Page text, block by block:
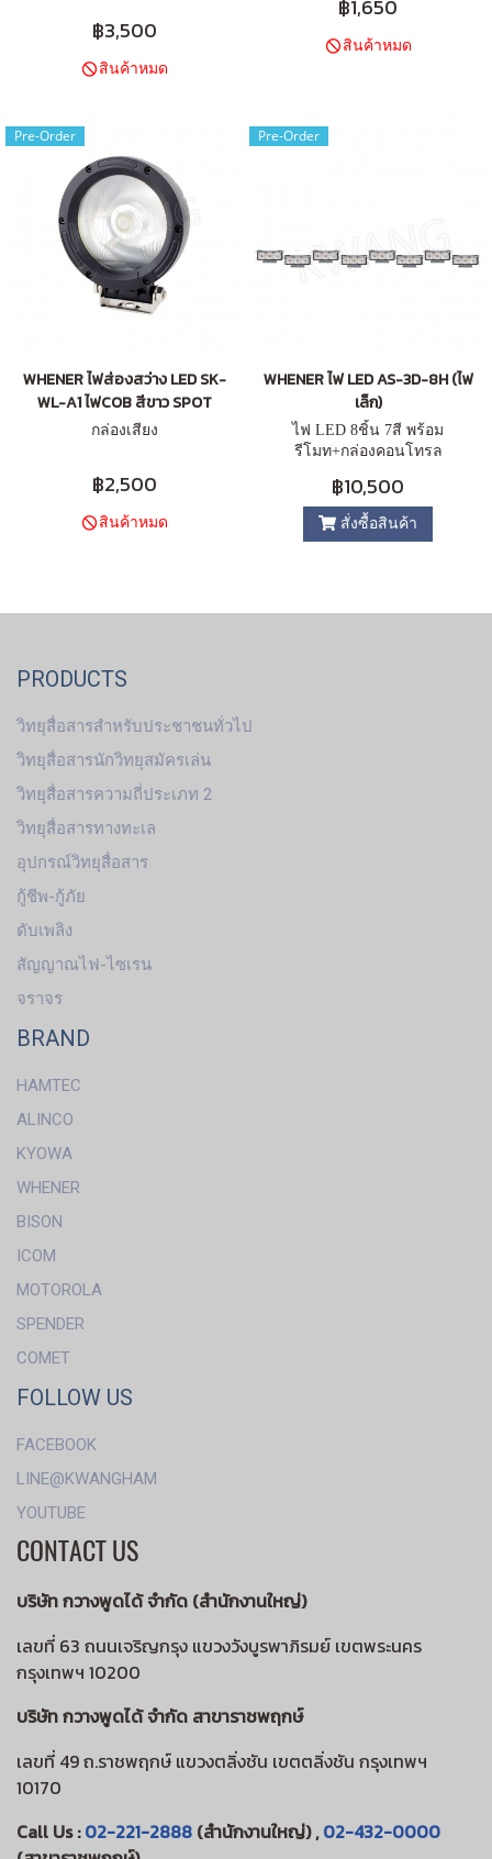
฿3,500
สินค้าหมด
฿1,650
สินค้าหมด
Pre-Order
WHENER ไฟส่องสว่าง LED SK-
WL-A1 ไฟCOB สีขาว SPOT
กล่องเสียง
฿2,500
สินค้าหมด
Pre-Order
WHENER ไฟ LED AS-3D-8H (ไฟ
เล็ก)
ไฟ LED 8ชิ้น 7สี พร้อม
รีโมท+กล่องคอนโทรล
฿10,500
สั่งซื้อสินค้า
PRODUCTS
วิทยุสื่อสารสำหรับประชาชนทั่วไป
วิทยุสื่อสารนักวิทยุสมัครเล่น
วิทยุสื่อสารความถี่ประเภท 2
วิทยุสื่อสารทางทะเล
อุปกรณ์วิทยุสื่อสาร
กู้ชีพ-กู้ภัย
ดับเพลิง
สัญญาณไฟ-ไซเรน
จราจร
BRAND
HAMTEC
ALINCO
KYOWA
WHENER
BISON
ICOM
MOTOROLA
SPENDER
COMET
FOLLOW US
FACEBOOK
LINE@KWANGHAM
YOUTUBE
CONTACT US
บริษัท กวางพูดได้ จำกัด (สำนักงานใหญ่)
เลขที่ 63 ถนนเจริญกรุง แขวงวังบูรพาภิรมย์ เขตพระนคร
กรุงเทพฯ 10200
บริษัท กวางพูดได้ จำกัด สาขาราชพฤกษ์
เลขที่ 49 ถ.ราชพฤกษ์ แขวงตลิ่งชัน เขตตลิ่งชัน กรุงเทพฯ
10170
Call Us :02-221-2888 (สำนักงานใหญ่) ,02-432-0000